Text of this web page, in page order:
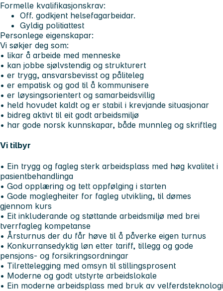
Formelle kvalifikasjonskrav:
Off. godkjent helsefagarbeidar.
Gyldig politiattest
Personlege eigenskapar:
Vi søkjer deg som:
• likar å arbeide med menneske
• kan jobbe sjølvstendig og strukturert
• er trygg, ansvarsbevisst og påliteleg
• er empatisk og god til å kommunisere
• er løysingsorientert og samarbeidsvillig
• held hovudet kaldt og er stabil i krevjande situasjonar
• bidreg aktivt til eit godt arbeidsmiljø
• har gode norsk kunnskapar, både munnleg og skriftleg
Vi tilbyr
• Ein trygg og fagleg sterk arbeidsplass med høg kvalitet i
pasientbehandlinga
• God opplæring og tett oppfølging i starten
• Gode moglegheiter for fagleg utvikling, til dømes
gjennom kurs
• Eit inkluderande og støttande arbeidsmiljø med brei
tverrfagleg kompetanse
• Årsturnus der du får høve til å påverke eigen turnus
• Konkurransedyktig løn etter tariff, tillegg og gode
pensjons- og forsikringsordningar
• Tilrettelegging med omsyn til stillingsprosent
• Moderne og godt utstyrte arbeidslokale
• Ein moderne arbeidsplass med bruk av velferdsteknologi